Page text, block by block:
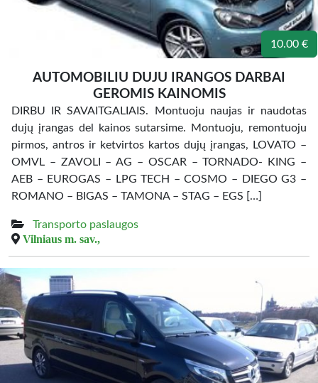
10.00 €
AUTOMOBILIU DUJU IRANGOS DARBAI
GEROMIS KAINOMIS
DIRBU IR SAVAITGALIAIS. Montuoju naujas ir naudotas
dujų įrangas del kainos sutarsime. Montuoju, remontuoju
pirmos, antros ir ketvirtos kartos dujų įrangas, LOVATO –
OMVL – ZAVOLI – AG – OSCAR – TORNADO- KING –
AEB – EUROGAS – LPG TECH – COSMO – DIEGO G3 –
ROMANO – BIGAS – TAMONA – STAG – EGS […]
Transporto paslaugos
Vilniaus m. sav.,